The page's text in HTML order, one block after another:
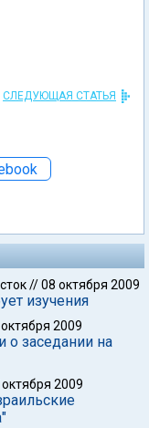
СЛЕДУЮЩАЯ СТАТЬЯ
//08 октября 2009
изучения
2009
заседании на
2009